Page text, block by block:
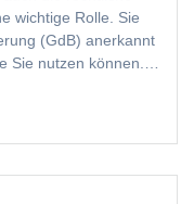
wichtige Rolle. Sie
(GdB) anerkannt
Sie nutzen können.…